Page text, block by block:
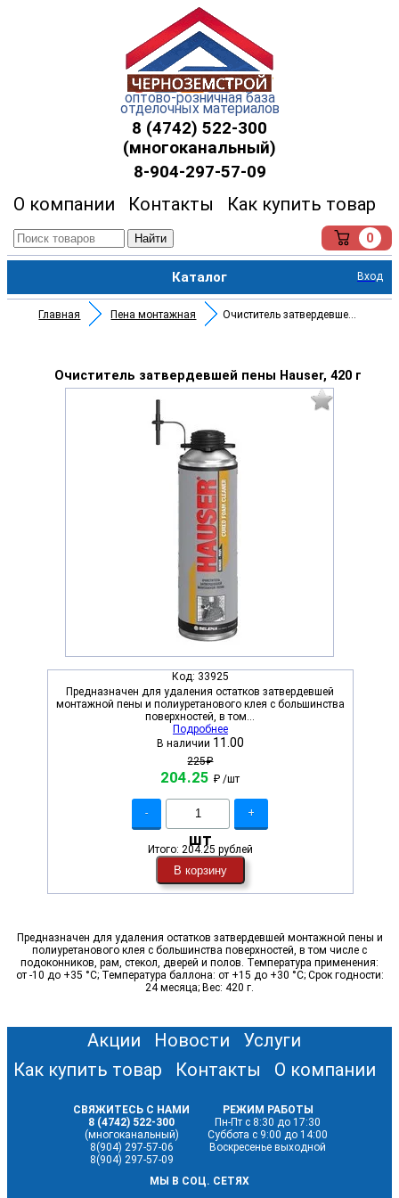
оптово-розничная база
отделочных материалов
8 (4742) 522-300
(многоканальный)
8-904-297-57-09
О компании Контакты Как купить товар
Найти 0
Каталог Вход
Главная Пена монтажная Очиститель затвердевшей пены H
Очиститель затвердевшей пены Hauser, 420 г
Код: 33925
Предназначен для удаления остатков затвердевшей
монтажной пены и полиуретанового клея с большинства
поверхностей, в том...
Подробнее
В наличии 11.00
225₽
204.25 ₽/шт
- +
шт
Итого: 204.25 рублей
В корзину
Предназначен для удаления остатков затвердевшей монтажной пены и
полиуретанового клея с большинства поверхностей, в том числе с
подоконников, рам, стекол, дверей и полов. Температура применения:
от -10 до +35 °C; Температура баллона: от +15 до +30 °C; Срок годности:
24 месяца; Вес: 420 г.
Акции Новости
Услуги
Как купить товар
Контакты О компании
СВЯЖИТЕСЬ С НАМИ
8 (4742) 522-300
(многоканальный)
8(904) 297-57-06
8(904) 297-57-09
РЕЖИМ РАБОТЫ
Пн-Пт с 8:30 до 17:30
Суббота с 9:00 до 14:00
Воскресенье выходной
МЫ В СОЦ. СЕТЯХ